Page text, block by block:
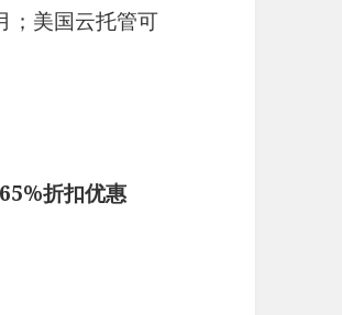
；美国云托管可
折扣优惠